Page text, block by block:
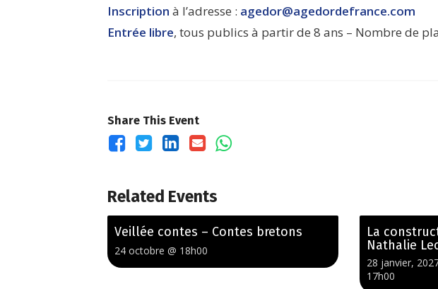
Inscription à l’adresse : agedor@agedordefrance.com
Entrée libre, tous publics à partir de 8 ans – Nombre de
Share This Event
Related Events
Veillée contes – Contes bretons
24 octobre @ 18h00
La
Nathalie
28 janvier,
17h00